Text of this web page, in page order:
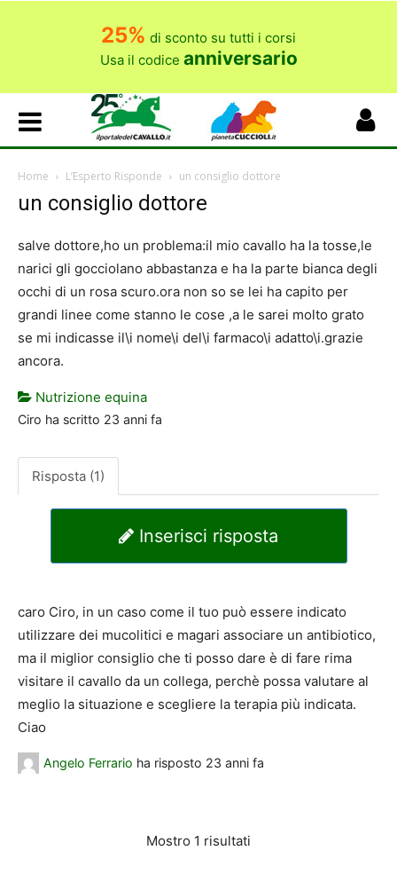
25% di sconto su tutti i corsi
Usa il codice anniversario
Home L’Esperto Risponde un consiglio dottore
un consiglio dottore
salve dottore,ho un problema:il mio cavallo ha la tosse,le
narici gli gocciolano abbastanza e ha la parte bianca degli
occhi di un rosa scuro.ora non so se lei ha capito per
grandi linee come stanno le cose ,a le sarei molto grato
se mi indicasse il\i nome\i del\i farmaco\i adatto\i.grazie
ancora.
Nutrizione equina
Ciro ha scritto 23 anni fa
Risposta (1)
Inserisci risposta
caro Ciro, in un caso come il tuo può essere indicato
utilizzare dei mucolitici e magari associare un antibiotico,
ma il miglior consiglio che ti posso dare è di fare rima
visitare il cavallo da un collega, perchè possa valutare al
meglio la situazione e scegliere la terapia più indicata.
Ciao
Angelo Ferrario ha risposto 23 anni fa
Mostro 1 risultati